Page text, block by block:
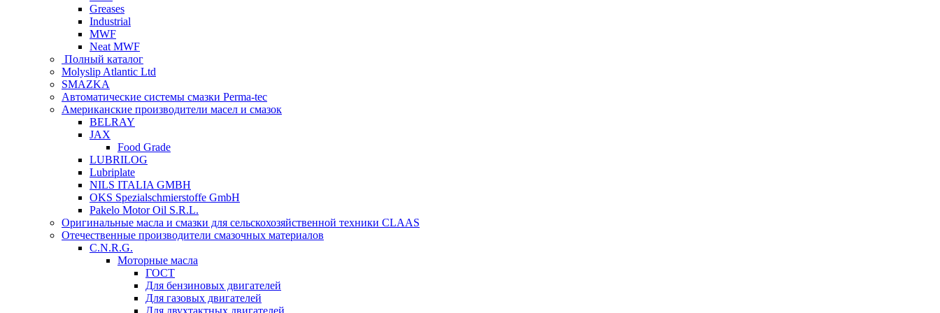
Greases
Industrial
MWF
Neat MWF
Полный каталог
Molyslip Atlantic Ltd
SMAZKA
Автоматические системы смазки Perma-tec
Американские производители масел и смазок
BELRAY
JAX
Food Grade
LUBRILOG
Lubriplate
NILS ITALIA GMBH
OKS Spezialschmierstoffe GmbH
Pakelo Motor Oil S.R.L.
Оригинальные масла и смазки для сельскохозяйственной техники CLAAS
Отечественные производители смазочных материалов
C.N.R.G.
Моторные масла
ГОСТ
Для бензиновых двигателей
Для газовых двигателей
Для двухтактных двигателей